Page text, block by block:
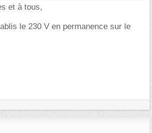
et à tous,
le 230 V en permanence sur le